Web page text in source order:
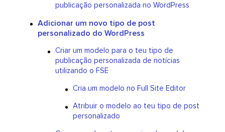
publicação personalizada no WordPress
Adicionar um novo tipo de post
personalizado do WordPress
Criar um modelo para o teu tipo de
publicação personalizada de notícias
utilizando o FSE
Cria um modelo no Full Site Editor
Atribuir o modelo ao teu tipo de post
personalizado